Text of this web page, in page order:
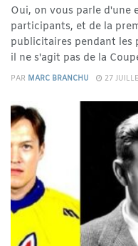
Oui, on vous parle d'une
participants, et de la
publicitaires pendant les
il ne s'agit pas de la
PAR MARC BRANCHU 27